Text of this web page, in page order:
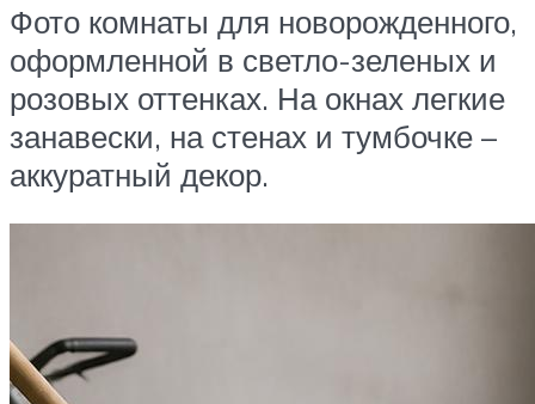
Фото комнаты для новорожденного,
оформленной в светло-зеленых и
розовых оттенках. На окнах легкие
занавески, на стенах и тумбочке –
аккуратный декор.